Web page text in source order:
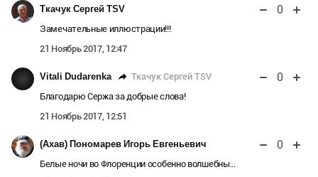
Ткачук Сергей TSV 0
Замечательные иллюстрации!!!
21 Ноябрь 2017, 12:47
Vitali Dudarenka Ткачук Сергей TSV 0
Благодарю Сержа за добрые слова!
21 Ноябрь 2017, 12:51
(Ахав) Пономарев Игорь Евгеньевич 0
Белые ночи во Флоренции особенно волшебны...